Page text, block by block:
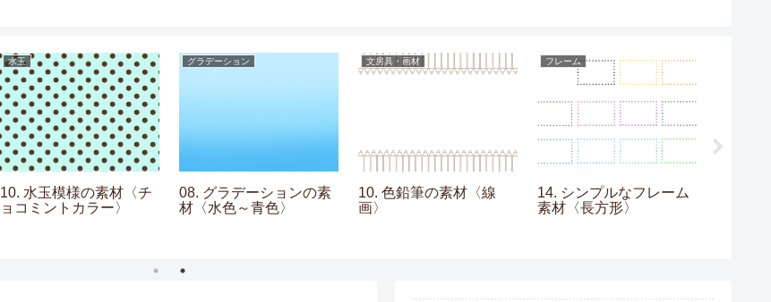
水玉
10. 水玉模様の素材〈チ
ョコミントカラー〉
グラデーション
08. グラデーションの素
材〈水色～青色〉
文房具・画材
10. 色鉛筆の素材〈線
画〉
フレーム
14. シンプルなフレーム
素材〈長方形〉